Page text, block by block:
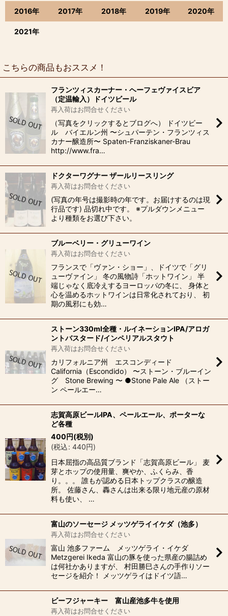
2016年 2017年 2018年 2019年 2020年
2021年
こちらの商品もおススメ！
フランツィスカーナー・ヘーフェヴァイスビア
（定温輸入）ドイツビール
再入荷はお問合せください
（写真をクリックするとブログへ） ドイツビー
ル バイエルン州 〜シュパーテン・フランツィス
カナー醸造所〜 Spaten-Franziskaner-Brau
http://www.fra…
ドクターワグナー ザールリースリング
再入荷はお問合せください
(写真の年号は撮影時の年です。お届けするのは現
行品です) 品切れ中です。 ※プルダウンメニュー
より種類をお選び下さい。
ブルーベリー・グリューワイン
再入荷はお問合せください
フランスで「ヴァン・ショー」、ドイツで「グリ
ューヴァイン」 冬の風物詩「ホットワイン」 半
端じゃなく底冷えするヨーロッパの冬に、 身体と
心を温めるホットワインは日常化されており、 初
期の風邪にも効…
ストーン330ml全種・ルイネーションIPA/アロガ
ントバスタード/インペリアルスタウト
再入荷はお問合せください
カリフォルニア州 エスコンディード
California（Escondido） 〜ストーン・ブルーイン
グ Stone Brewing 〜 ●Stone Pale Ale （ストー
ン ペールエー…
志賀高原ビールIPA、ペールエール、ポーターな
ど各種
400円(税別)
(税込: 440円)
日本屈指の高品質ブランド「志賀高原ビール」 麦
芽とホップの使用量、爽やか、ふくらみ、香
り。。。 誰もが認める日本トップクラスの醸造
所。 佐藤さん、轟さんは出来る限り地元産の原材
料も使い、 …
富山のソーセージ メッツゲライイケダ（池多）
再入荷はお問合せください
富山 池多ファーム メッツゲライ・イケダ
Metzgerei Ikeda 富山の豚を使った県産の腸詰め
は何社かありますが、 村田勝巳さんの手作りソー
セージを紹介！ メッツゲライはドイツ語…
ビーフジャーキー 富山産池多牛を使用
再入荷はお問合せください